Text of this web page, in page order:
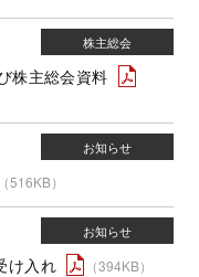
株主総会資料
（516KB）
け入れ
（394KB）